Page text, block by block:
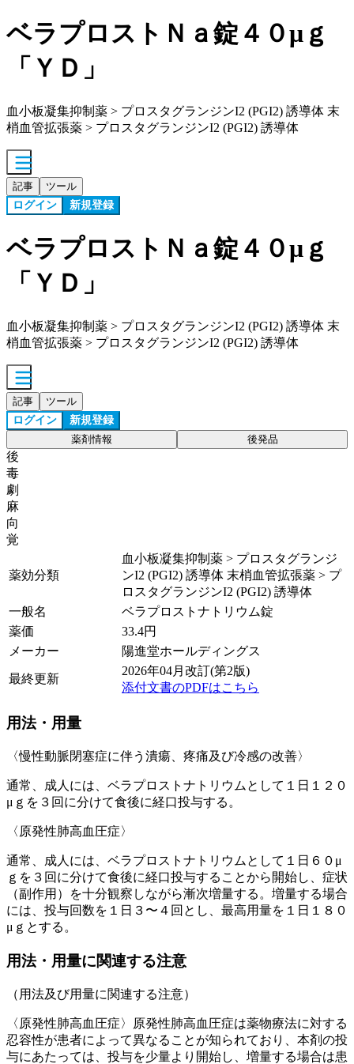
ベラプロストＮａ錠４０μｇ
「ＹＤ」
血小板凝集抑制薬 > プロスタグランジンI2 (PGI2) 誘導体 末
梢血管拡張薬 > プロスタグランジンI2 (PGI2) 誘導体
記事 ツール
ログイン 新規登録
ベラプロストＮａ錠４０μｇ
「ＹＤ」
血小板凝集抑制薬 > プロスタグランジンI2 (PGI2) 誘導体 末
梢血管拡張薬 > プロスタグランジンI2 (PGI2) 誘導体
記事 ツール
ログイン 新規登録
薬剤情報 後発品
後
毒
劇
麻
向
覚
薬効分類
血小板凝集抑制薬 > プロスタグランジ
ンI2 (PGI2) 誘導体 末梢血管拡張薬 > プ
ロスタグランジンI2 (PGI2) 誘導体
一般名
ベラプロストナトリウム錠
薬価
33.4円
メーカー
陽進堂ホールディングス
最終更新
2026年04月改訂(第2版)
添付文書のPDFはこちら
用法・用量
〈慢性動脈閉塞症に伴う潰瘍、疼痛及び冷感の改善〉
通常、成人には、ベラプロストナトリウムとして１日１２０
μｇを３回に分けて食後に経口投与する。
〈原発性肺高血圧症〉
通常、成人には、ベラプロストナトリウムとして１日６０μ
ｇを３回に分けて食後に経口投与することから開始し、症状
（副作用）を十分観察しながら漸次増量する。増量する場合
には、投与回数を１日３〜４回とし、最高用量を１日１８０
μｇとする。
用法・用量に関連する注意
（用法及び用量に関連する注意）
〈原発性肺高血圧症〉原発性肺高血圧症は薬物療法に対する
忍容性が患者によって異なることが知られており、本剤の投
与にあたっては、投与を少量より開始し、増量する場合は患